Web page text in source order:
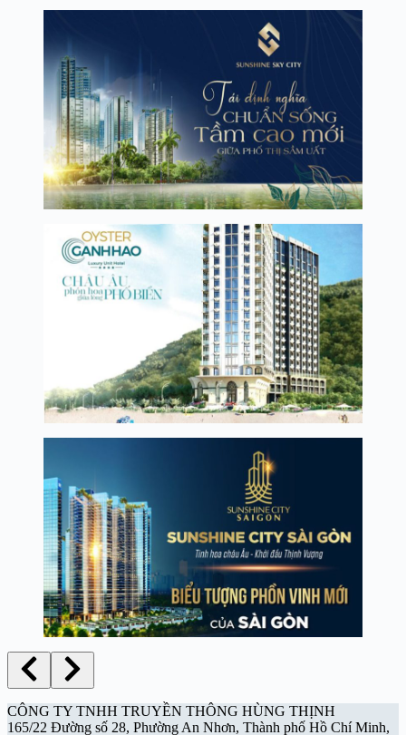
CÔNG TY TNHH TRUYỀN THÔNG HÙNG THỊNH
165/22 Đường số 28, Phường An Nhơn, Thành phố Hồ Chí Minh,